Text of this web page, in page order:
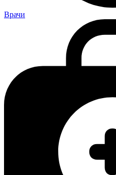
Врачи